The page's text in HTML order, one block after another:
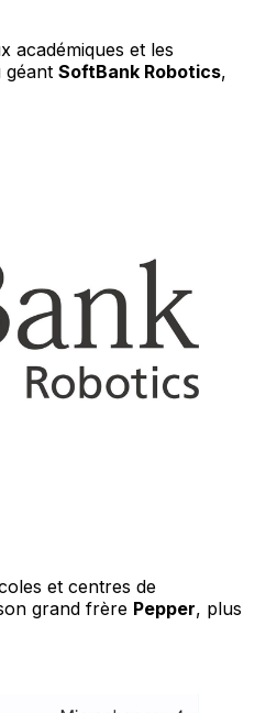
académiques et les
géant SoftBank Robotics,
et centres de
grand frère Pepper, plus